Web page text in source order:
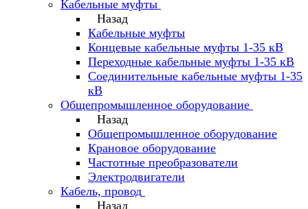
Кабельные муфты
Назад
Кабельные муфты
Концевые кабельные муфты 1-35 кВ
Переходные кабельные муфты 1-35 кВ
Соединительные кабельные муфты 1-35
кВ
Общепромышленное оборудование
Назад
Общепромышленное оборудование
Крановое оборудование
Частотные преобразователи
Электродвигатели
Кабель, провод
Назад